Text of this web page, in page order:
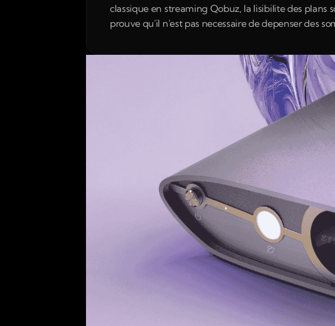
classique en streaming Qobuz, la lisibilite des plans
prouve qu'il n'est pas necessaire de depenser des